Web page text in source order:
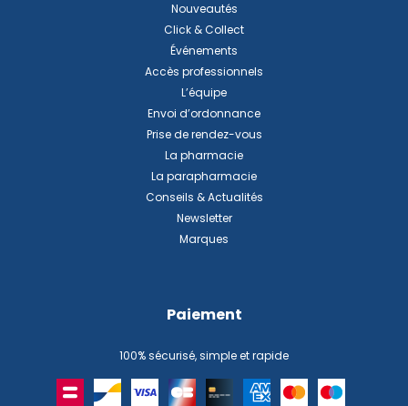
Nouveautés
Click & Collect
Événements
Accès professionnels
L’équipe
Envoi d’ordonnance
Prise de rendez-vous
La pharmacie
La parapharmacie
Conseils & Actualités
Newsletter
Marques
Paiement
100% sécurisé, simple et rapide